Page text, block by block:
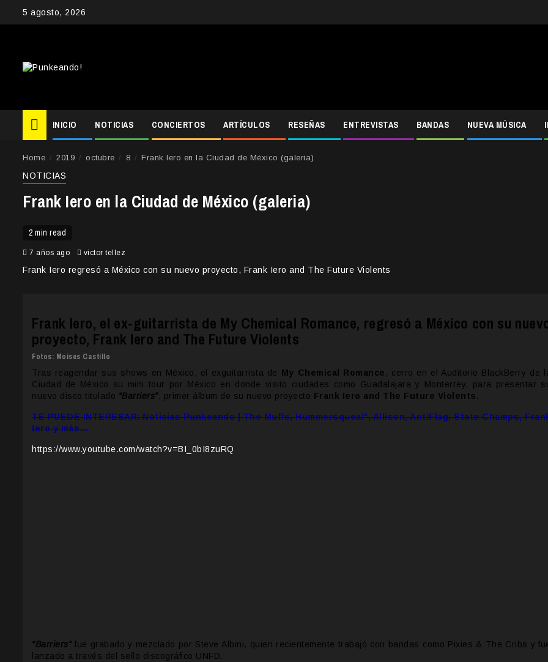
5 agosto, 2026
INICIO NOTICIAS CONCIERTOS ARTÍCULOS RESEÑAS ENTREVISTAS BANDAS NUEVA MÚSICA
Home 2019 octubre 8 Frank Iero en la Ciudad de México (galeria)
NOTICIAS
Frank Iero en la Ciudad de México (galeria)
2 min read
7 años ago victor tellez
Frank Iero regresó a México con su nuevo proyecto, Frank Iero and The Future Violents
Frank Iero, el ex-guitarrista de My Chemical Romance, regresó a México con su
proyecto, Frank Iero and The Future Violents
Fotos: Moises Castillo
Tras reagendar sus shows en México, el exguitarrista de My Chemical Romance , cerro en el Auditorio BlackBerry de
Ciudad de México su mini tour por México en donde visito ciudades como Guadalajara y Monterrey, para presentar
nuevo disco titulado “Barriers”, primer álbum de su nuevo proyecto Frank Iero and The Future Violents.
TE PUEDE INTERESAR: Noticias Punkeando | The Muffs, Hummersqueal°, Allison, AntiFlag, State Champs,
Iero y más…
https://www.youtube.com/watch?v=BI_0bI8zuRQ
“Barriers” fue grabado y mezclado por Steve Albini, quien recientemente trabajó con bandas como Pixies & The Cribs y
lanzado a través del sello discográfico UNFD.